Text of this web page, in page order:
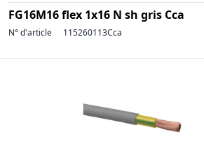
FG16M16 flex 1x16 N sh gris Cca
N° d'article 115260113Cca